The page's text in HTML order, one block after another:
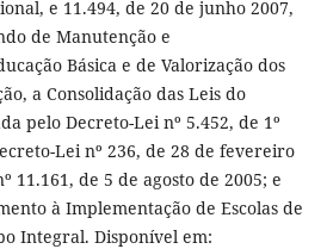
e 11.494, de 20 de junho 2007,
de Manutenção e
Básica e de Valorização dos
a Consolidação das Leis do
pelo Decreto-Lei nº 5.452, de 1º
Lei nº 236, de 28 de fevereiro
11.161, de 5 de agosto de 2005; e
à Implementação de Escolas de
Integral. Disponível em: